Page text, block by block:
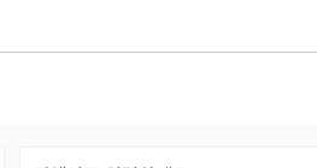
검색어 입력